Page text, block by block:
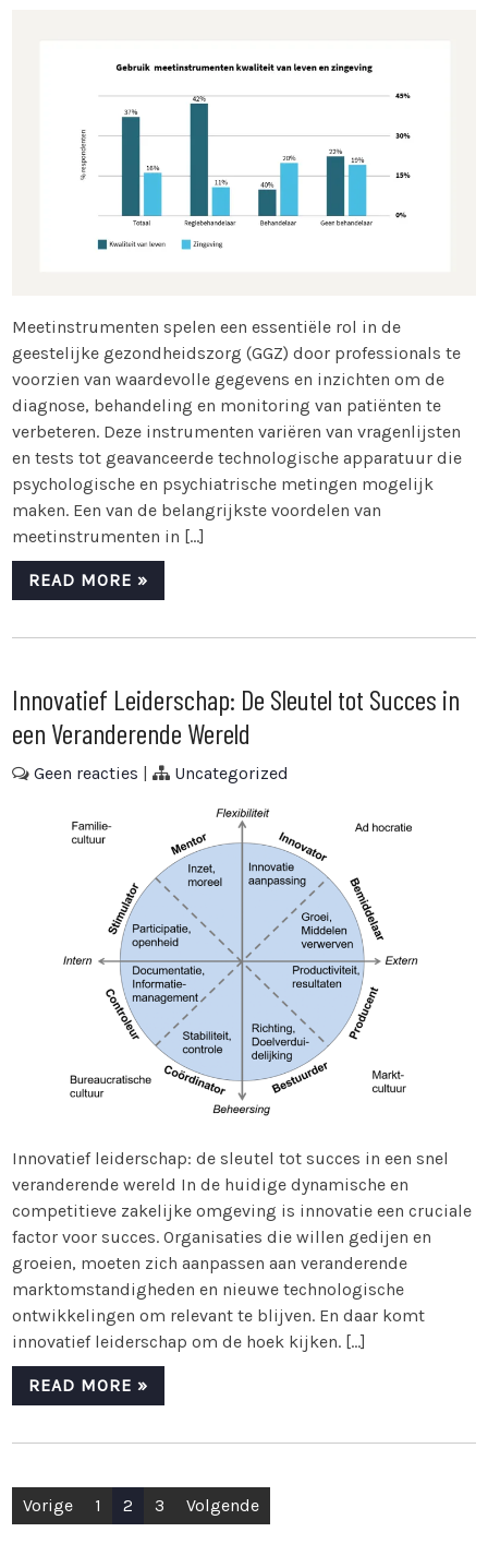
Meetinstrumenten spelen een essentiële rol in de
geestelijke gezondheidszorg (GGZ) door professionals te
voorzien van waardevolle gegevens en inzichten om de
diagnose, behandeling en monitoring van patiënten te
verbeteren. Deze instrumenten variëren van vragenlijsten
en tests tot geavanceerde technologische apparatuur die
psychologische en psychiatrische metingen mogelijk
maken. Een van de belangrijkste voordelen van
meetinstrumenten in […]
READ MORE »
Innovatief Leiderschap: De Sleutel tot Succes in
een Veranderende Wereld
Geen reacties | Uncategorized
Innovatief leiderschap: de sleutel tot succes in een snel
veranderende wereld In de huidige dynamische en
competitieve zakelijke omgeving is innovatie een cruciale
factor voor succes. Organisaties die willen gedijen en
groeien, moeten zich aanpassen aan veranderende
marktomstandigheden en nieuwe technologische
ontwikkelingen om relevant te blijven. En daar komt
innovatief leiderschap om de hoek kijken. […]
READ MORE »
Berichten
Vorige 1 2 3 Volgende